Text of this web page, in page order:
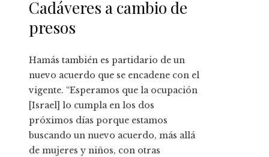
Cadáveres a cambio de
presos
Hamás también es partidario de un
nuevo acuerdo que se encadene con el
vigente. “Esperamos que la ocupación
[Israel] lo cumpla en los dos
próximos días porque estamos
buscando un nuevo acuerdo, más allá
de mujeres y niños, con otras